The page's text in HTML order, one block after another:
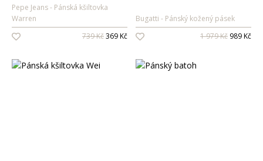
Pepe Jeans
Pánská kšiltovka
Warren
739 Kč369 Kč
Bugatti
Pánský kožený pásek
1 979 Kč 989 Kč